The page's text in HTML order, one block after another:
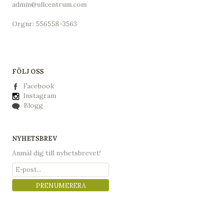
admin@ullcentrum.com
Orgnr: 556558-3563
FÖLJ OSS
Facebook
Instagram
Blogg
NYHETSBREV
Anmäl dig till nyhetsbrevet!
PRENUMERERA